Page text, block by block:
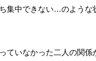
集中できない…のよう
ていなかった二人の関